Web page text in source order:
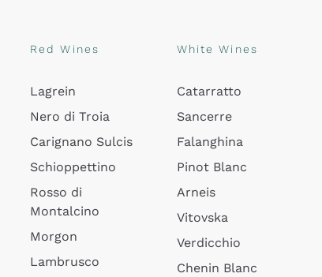
Red Wines
Lagrein
Nero di Troia
Carignano Sulcis
Schioppettino
Rosso di
Montalcino
Morgon
Lambrusco
White Wines
Catarratto
Sancerre
Falanghina
Pinot Blanc
Arneis
Vitovska
Verdicchio
Chenin Blanc